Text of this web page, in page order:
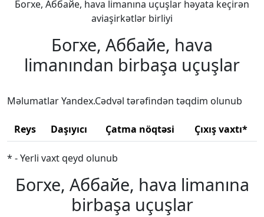
Богхе, Аббайе, hava limanına uçuşlar həyata keçirən
aviaşirkətlər birliyi
Богхе, Аббайе, hava
limanından birbaşa uçuşlar
Məlumatlar Yandex.Cədvəl tərəfindən təqdim olunub
Reys Daşıyıcı Çatma nöqtəsi Çıxış vaxtı*
* - Yerli vaxt qeyd olunub
Богхе, Аббайе, hava limanına
birbaşa uçuşlar